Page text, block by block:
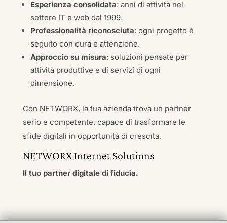
Esperienza consolidata: anni di attività nel
settore IT e web dal 1999.
Professionalità riconosciuta: ogni progetto è
seguito con cura e attenzione.
Approccio su misura: soluzioni pensate per
attività produttive e di servizi di ogni
dimensione.
Con NETWORX, la tua azienda trova un partner
serio e competente, capace di trasformare le
sfide digitali in opportunità di crescita.
NETWORX Internet Solutions
Il tuo partner digitale di fiducia.